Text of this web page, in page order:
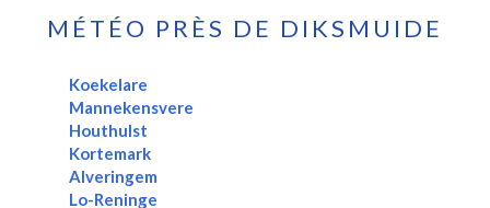
MÉTÉO PRÈS DE DIKSMUIDE
Koekelare
Mannekensvere
Houthulst
Kortemark
Alveringem
Lo-Reninge